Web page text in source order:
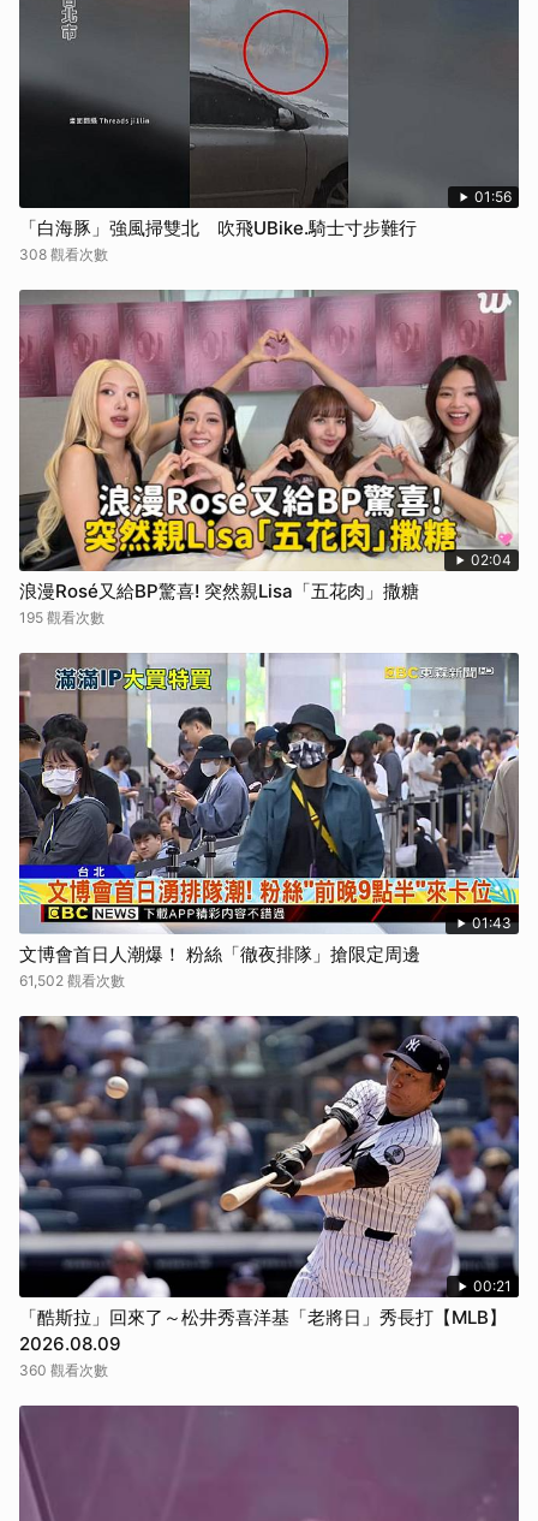
01:56
「白海豚」強風掃雙北 吹飛UBike.騎士寸步難行
308 觀看次數
02:04
浪漫Rosé又給BP驚喜! 突然親Lisa「五花肉」撒糖
195 觀看次數
01:43
文博會首日人潮爆！ 粉絲「徹夜排隊」搶限定周邊
61,502 觀看次數
00:21
「酷斯拉」回來了～松井秀喜洋基「老將日」秀長打【MLB】
2026.08.09
360 觀看次數